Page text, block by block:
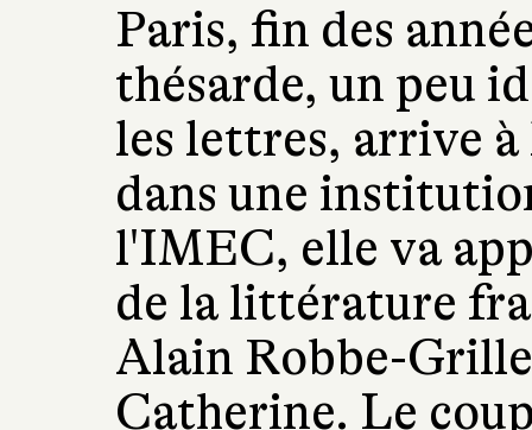
Paris, fin des
thésarde, un peu
les lettres, arrive
dans une
l'IMEC, elle va
de la littérature
Alain Robbe-
Catherine. Le